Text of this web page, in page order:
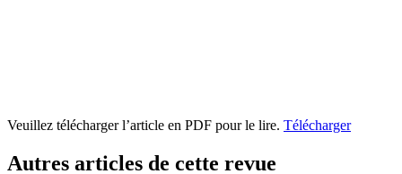
Veuillez télécharger l’article en PDF pour le lire. Télécharger
Autres articles de cette revue